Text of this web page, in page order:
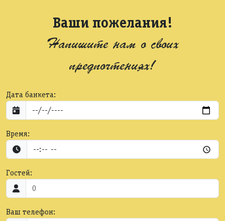
Ваши пожелания!
Напишите нам о своих
предпочтениях!
Дата банкета:
Время:
Гостей:
Ваш телефон: